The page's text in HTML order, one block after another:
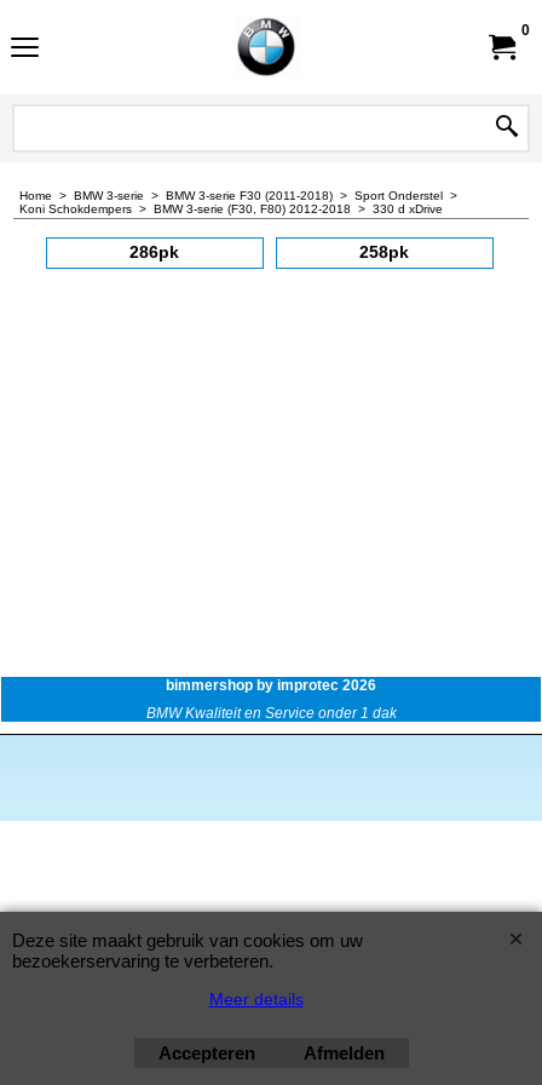
0
Home > BMW 3-serie > BMW 3-serie F30 (2011-2018) > Sport Onderstel >
Koni Schokdempers > BMW 3-serie (F30, F80) 2012-2018 > 330 d xDrive
286pk 258pk
bimmershop by improtec 2026
BMW Kwaliteit en Service onder 1 dak
Deze site maakt gebruik van cookies om uw
bezoekerservaring te verbeteren.
Meer details
Accepteren Afmelden